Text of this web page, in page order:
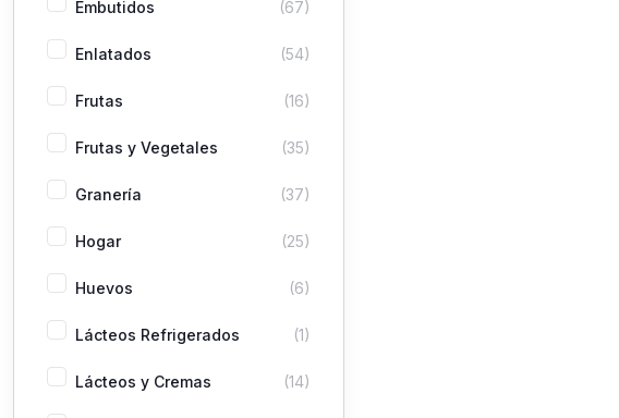
Embutidos (67)
Enlatados (54)
Frutas (16)
Frutas y Vegetales (35)
Granería (37)
Hogar (25)
Huevos (6)
Lácteos Refrigerados (1)
Lácteos y Cremas (14)